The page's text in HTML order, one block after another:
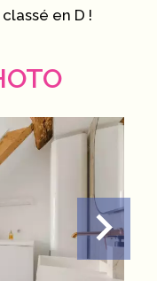
en D !